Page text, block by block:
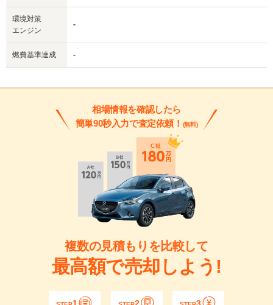
環境対策
エンジン
-
燃費基準達成 -
相場情報を確認したら
簡単90秒入力で査定依頼！ (無料)
複数の見積もりを比較して
最高額で売却しよう!
1 2 3